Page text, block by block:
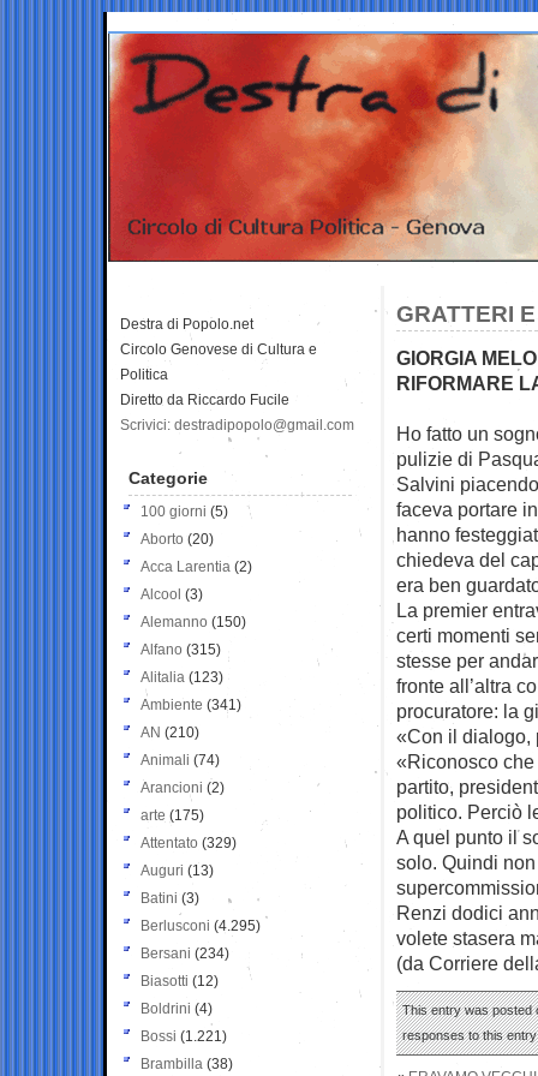
GRATTERI
GIORGIA
RIFORMARE
Ho fatto un
pulizie di
Salvini
faceva portare
hanno
chiedeva del
era ben
La premier
certi momenti
stesse per
fronte all’altra
procuratore: la
«Con il dialogo,
«Riconosco
partito,
politico. Perciò
A quel punto il
solo. Quindi
Renzi dodici
volete stasera
(da Corriere
This entry was posted
responses to this
Destra di Popolo.net
Circolo Genovese di Cultura e
Politica
Diretto da Riccardo Fucile
Scrivici: destradipopolo@gmail.com
Categorie
100 giorni (5)
Aborto (20)
Acca Larentia (2)
Alcool (3)
Alemanno (150)
Alfano (315)
Alitalia (123)
Ambiente (341)
AN (210)
Animali (74)
Arancioni (2)
arte (175)
Attentato (329)
Auguri (13)
Batini (3)
Berlusconi (4.295)
Bersani (234)
Biasotti (12)
Boldrini (4)
Bossi (1.221)
Brambilla (38)